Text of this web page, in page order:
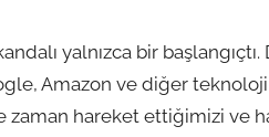
yalnızca bir
Amazon ve diğer
hareket ettiğimizi ve